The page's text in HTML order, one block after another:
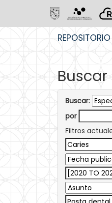
Buscar
Buscar:
por
Filtros